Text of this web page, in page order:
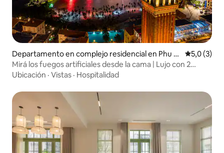
Departamento en complejo residencial en Phu Q
uoc
5,0 (3)
Mirá los fuegos artificiales desde la cama | Lujo con 2
habitaciones y vista al mar
Ubicación · Vistas · Hospitalidad